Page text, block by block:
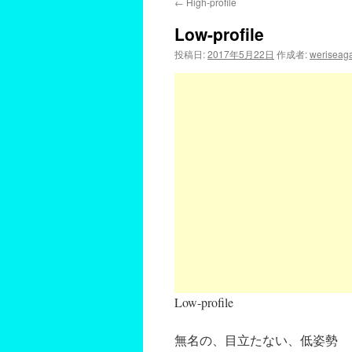
Low-profile
投稿日:2017年5月22日 作成者:
Low-profile
無名の、目立たない、低姿勢